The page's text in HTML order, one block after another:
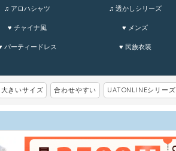
♫ アロハシャツ ♫ 透かしシリーズ
♥ チャイナ風 ♥ メンズ
パーティードレス ♥ 民族衣装
大きいサイズ 合わせやすい UATONLINEシリーズ